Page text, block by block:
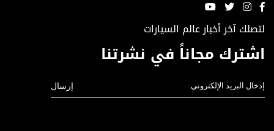
لتصلك آخر أخبار عالم السيارات
اشترك مجاناً في نشرتنا